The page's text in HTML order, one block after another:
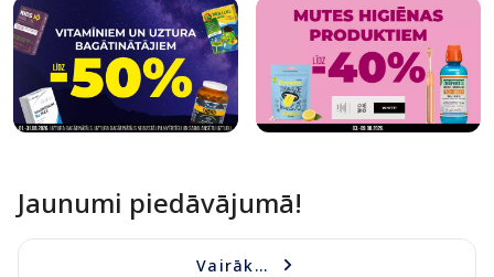
Jaunumi piedāvājumā!
Vairāk...